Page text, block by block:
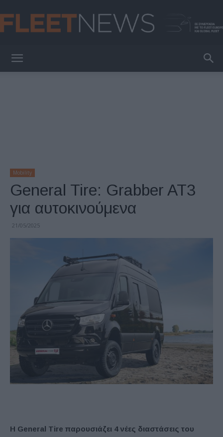
Mobility
General Tire: Grabber AT3
για αυτοκινούμενα
21/05/2025
H General Tire παρουσιάζει 4 νέες διαστάσεις του